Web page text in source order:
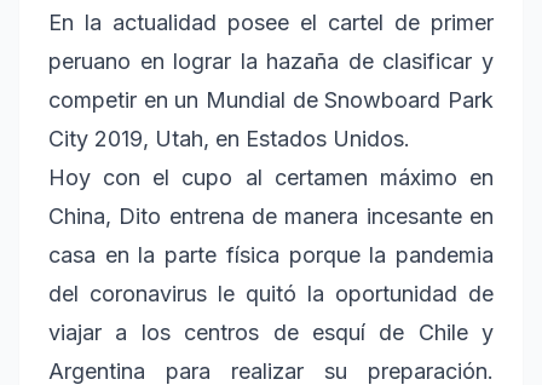
En la actualidad posee el cartel de primer
peruano en lograr la hazaña de clasificar y
competir en un Mundial de Snowboard Park
City 2019, Utah, en Estados Unidos.
Hoy con el cupo al certamen máximo en
China, Dito entrena de manera incesante en
casa en la parte física porque la pandemia
del coronavirus le quitó la oportunidad de
viajar a los centros de esquí de Chile y
Argentina para realizar su preparación.